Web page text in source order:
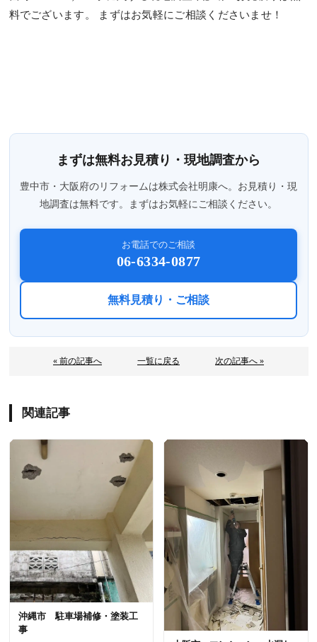
料でございます。 まずはお気軽にご相談くださいませ！
まずは無料お見積り・現地調査から
豊中市・大阪府のリフォームは株式会社明康へ。お見積り・現
地調査は無料です。まずはお気軽にご相談ください。
お電話でのご相談
06-6334-0877
無料見積り・ご相談
« 前の記事へ 一覧に戻る 次の記事へ »
関連記事
沖縄市 駐車場補修・塗装工
事